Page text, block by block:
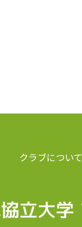
クラブについて